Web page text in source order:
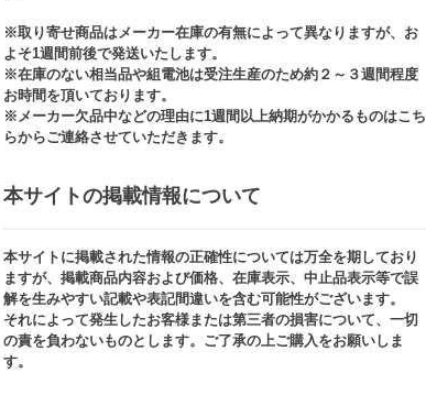
※取り寄せ商品はメーカー在庫の有無によって異なりますが、お
よそ1週間前後で発送いたします。
※在庫のない相当品や組電池は受注生産のため約２～３週間程度
お時間を頂いております。​
※メーカー欠品中などの理由に1週間以上納期がかかるものはこち
らからご連絡させていただきます。
本サイトの掲載情報について​
本サイトに掲載された情報の正確性については万全を期しており
ますが、掲載商品内容および価格、在庫表示、中止品表示等で誤
解を生みやすい記載や表記間違いを含む可能性がございます。​
それによって発生したお客様または第三者の損害について、一切
の責を負わないものとします。ご了承の上ご購入をお願いしま
す。